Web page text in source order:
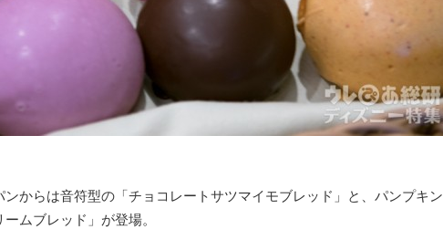
からは音符型の「チョコレートサツマイモブレッド」と、パンプキン
ムブレッド」が登場。